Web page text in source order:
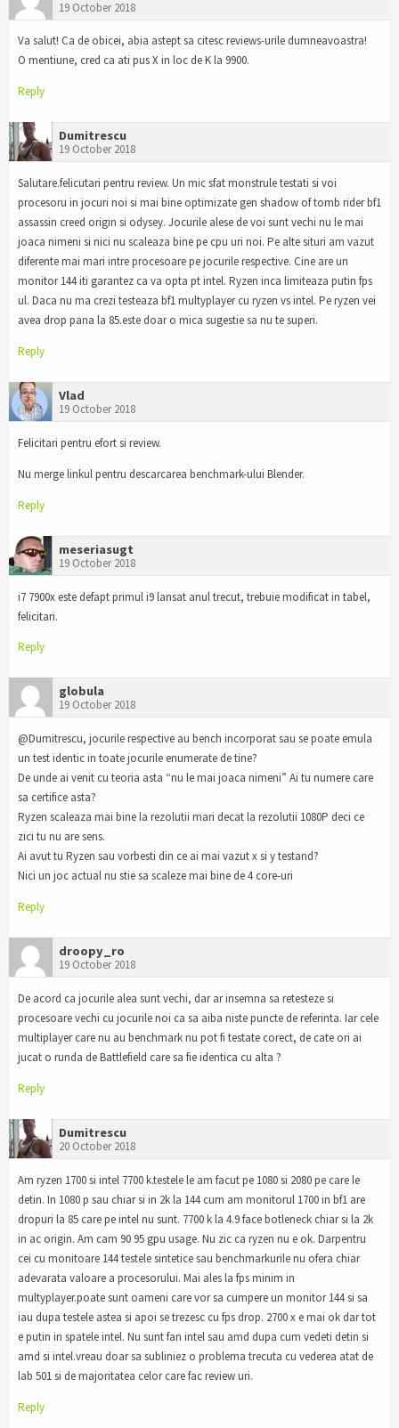
19 October 2018
Va salut! Ca de obicei, abia astept sa citesc reviews-urile dumneavoastra!
O mentiune, cred ca ati pus X in loc de K la 9900.
Reply
Dumitrescu
19 October 2018
Salutare.felicutari pentru review. Un mic sfat monstrule testati si voi
procesoru in jocuri noi si mai bine optimizate gen shadow of tomb rider bf1
assassin creed origin si odysey. Jocurile alese de voi sunt vechi nu le mai
joaca nimeni si nici nu scaleaza bine pe cpu uri noi. Pe alte situri am vazut
diferente mai mari intre procesoare pe jocurile respective. Cine are un
monitor 144 iti garantez ca va opta pt intel. Ryzen inca limiteaza putin fps
ul. Daca nu ma crezi testeaza bf1 multyplayer cu ryzen vs intel. Pe ryzen vei
avea drop pana la 85.este doar o mica sugestie sa nu te superi.
Reply
Vlad
19 October 2018
Felicitari pentru efort si review.
Nu merge linkul pentru descarcarea benchmark-ului Blender.
Reply
meseriasugt
19 October 2018
i7 7900x este defapt primul i9 lansat anul trecut, trebuie modificat in tabel,
felicitari.
Reply
globula
19 October 2018
@Dumitrescu, jocurile respective au bench incorporat sau se poate emula
un test identic in toate jocurile enumerate de tine?
De unde ai venit cu teoria asta “nu le mai joaca nimeni” Ai tu numere care
sa certifice asta?
Ryzen scaleaza mai bine la rezolutii mari decat la rezolutii 1080P deci ce
zici tu nu are sens.
Ai avut tu Ryzen sau vorbesti din ce ai mai vazut x si y testand?
Nici un joc actual nu stie sa scaleze mai bine de 4 core-uri
Reply
droopy_ro
19 October 2018
De acord ca jocurile alea sunt vechi, dar ar insemna sa retesteze si
procesoare vechi cu jocurile noi ca sa aiba niste puncte de referinta. Iar cele
multiplayer care nu au benchmark nu pot fi testate corect, de cate ori ai
jucat o runda de Battlefield care sa fie identica cu alta ?
Reply
Dumitrescu
20 October 2018
Am ryzen 1700 si intel 7700 k.testele le am facut pe 1080 si 2080 pe care le
detin. In 1080 p sau chiar si in 2k la 144 cum am monitorul 1700 in bf1 are
dropuri la 85 care pe intel nu sunt. 7700 k la 4.9 face botleneck chiar si la 2k
in ac origin. Am cam 90 95 gpu usage. Nu zic ca ryzen nu e ok. Darpentru
cei cu monitoare 144 testele sintetice sau benchmarkurile nu ofera chiar
adevarata valoare a procesorului. Mai ales la fps minim in
multyplayer.poate sunt oameni care vor sa cumpere un monitor 144 si sa
iau dupa testele astea si apoi se trezesc cu fps drop. 2700 x e mai ok dar tot
e putin in spatele intel. Nu sunt fan intel sau amd dupa cum vedeti detin si
amd si intel.vreau doar sa subliniez o problema trecuta cu vederea atat de
lab 501 si de majoritatea celor care fac review uri.
Reply